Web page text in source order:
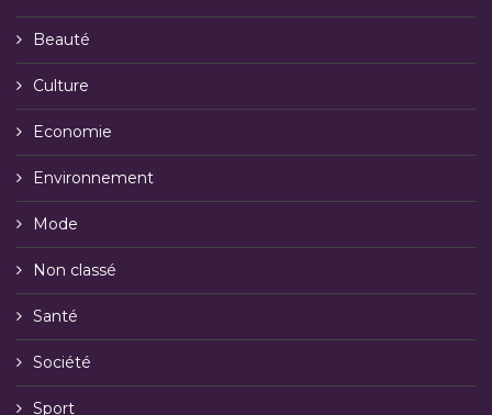
Beauté
Culture
Economie
Environnement
Mode
Non classé
Santé
Société
Sport